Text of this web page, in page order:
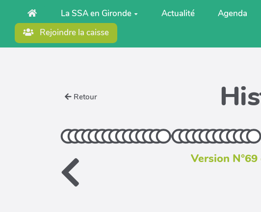
Aller au contenu principal
La SSA en Gironde Actualité Agenda
Rejoindre la caisse
Retour
Version